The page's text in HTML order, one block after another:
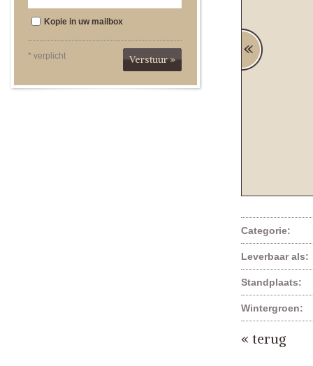
Kopie in uw mailbox
* verplicht Verstuur »
Categorie:
Leverbaar als:
Standplaats:
Wintergroen:
« terug